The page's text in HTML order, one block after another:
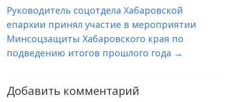
Руководитель соцотдела Хабаровской
епархии принял участие в мероприятии
Минсоцзащиты Хабаровского края по
подведению итогов прошлого года →
Добавить комментарий